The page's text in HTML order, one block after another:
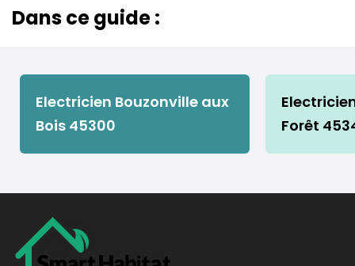
Dans ce guide :
Electricien Bouzonville aux
Bois 45300
Forêt